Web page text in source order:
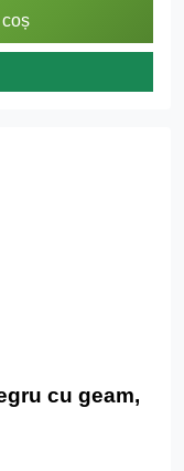
cu geam,